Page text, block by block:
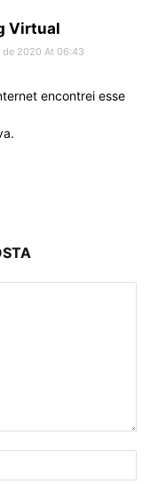
Virtual
de 2020 At 06:43
encontrei esse